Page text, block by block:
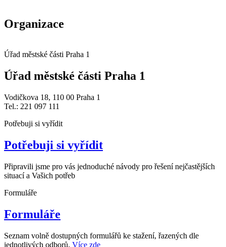
Organizace
Úřad městské části Praha 1
Úřad městské části Praha 1
Vodičkova 18, 110 00 Praha 1
Tel.: 221 097 111
Potřebuji si vyřídit
Potřebuji si vyřídit
Připravili jsme pro vás jednoduché návody pro řešení nejčastějších
situací a Vašich potřeb
Formuláře
Formuláře
Seznam volně dostupných formulářů ke stažení, řazených dle
jednotlivých odborů. Více zde